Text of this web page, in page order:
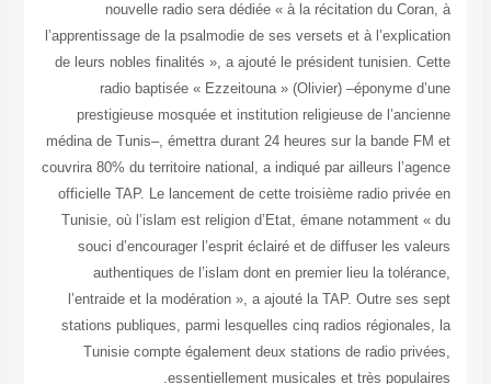
nouvelle radio sera dédiée « à la récitation du Coran, à
l’apprentissage de la psalmodie de ses versets et à l’explication
de leurs nobles finalités », a ajouté le président tunisien. Cette
radio baptisée « Ezzeitouna » (Olivier) –éponyme d’une
prestigieuse mosquée et institution religieuse de l’ancienne
médina de Tunis–, émettra durant 24 heures sur la bande FM et
couvrira 80% du territoire national, a indiqué par ailleurs l’agence
officielle TAP. Le lancement de cette troisième radio privée en
Tunisie, où l’islam est religion d’Etat, émane notamment « du
souci d’encourager l’esprit éclairé et de diffuser les valeurs
authentiques de l’islam dont en premier lieu la tolérance,
l’entraide et la modération », a ajouté la TAP. Outre ses sept
stations publiques, parmi lesquelles cinq radios régionales, la
Tunisie compte également deux stations de radio privées,
essentiellement musicales et très populaires.